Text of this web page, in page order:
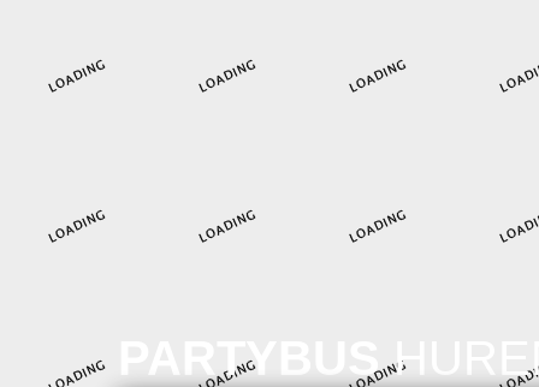
PARTYBUS